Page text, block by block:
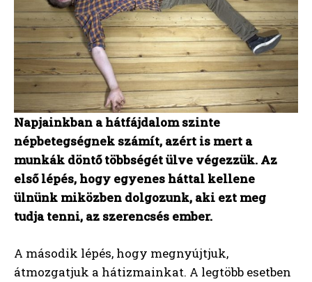
Napjainkban a hátfájdalom szinte
népbetegségnek számít, azért is mert a
munkák döntő többségét ülve végezzük. Az
első lépés, hogy egyenes háttal kellene
ülnünk miközben dolgozunk, aki ezt meg
tudja tenni, az szerencsés ember.
A második lépés, hogy megnyújtjuk,
átmozgatjuk a hátizmainkat. A legtöbb esetben